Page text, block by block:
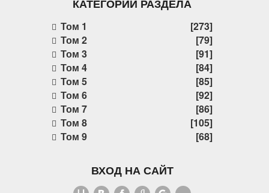
КАТЕГОРИИ РАЗДЕЛА
Том 1
[273]
Том 2
[79]
Том 3
[91]
Том 4
[84]
Том 5
[85]
Том 6
[92]
Том 7
[86]
Том 8
[105]
Том 9
[68]
ВХОД НА САЙТ